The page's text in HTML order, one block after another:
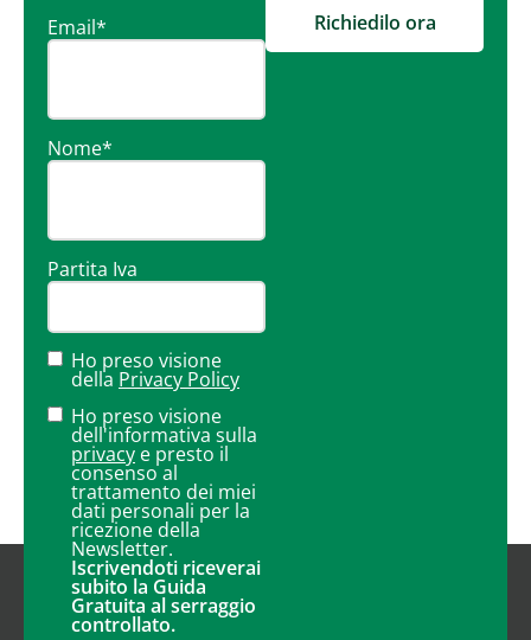
Email*
Nome*
Partita Iva
Ho preso visione
della Privacy Policy
Ho preso visione
dell'informativa sulla
privacy e presto il
consenso al
trattamento dei miei
dati personali per la
ricezione della
Newsletter.
Iscrivendoti riceverai
subito la Guida
Gratuita al serraggio
controllato.
Richiedilo ora